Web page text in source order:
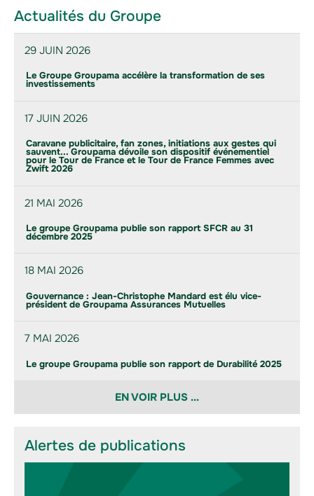
Actualités du Groupe
29 JUIN 2026
Le Groupe Groupama accélère la transformation de ses
investissements
17 JUIN 2026
Caravane publicitaire, fan zones, initiations aux gestes qui
sauvent... Groupama dévoile son dispositif événementiel
pour le Tour de France et le Tour de France Femmes avec
Zwift 2026
21 MAI 2026
Le groupe Groupama publie son rapport SFCR au 31
décembre 2025
18 MAI 2026
Gouvernance : Jean-Christophe Mandard est élu vice-
président de Groupama Assurances Mutuelles
7 MAI 2026
Le groupe Groupama publie son rapport de Durabilité 2025
EN VOIR PLUS ...
Alertes de publications